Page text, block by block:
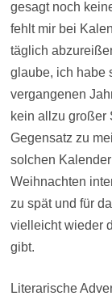
gesagt noch
fehlt mir bei
täglich
glaube, ich habe
vergangenen
kein allzu großer
Gegensatz zu
solchen
Weihnachten
zu spät und für
vielleicht wieder
gibt.
Literarische